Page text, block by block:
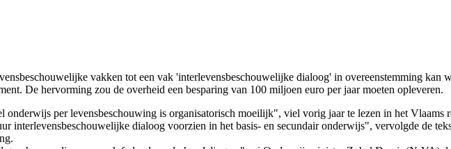
vakken tot een vak 'interlevensbeschouwelijke dialoog' in overeenstemming kan
De hervorming zou de overheid een besparing van 100 miljoen euro per jaar moeten opleveren.
onderwijs per levensbeschouwing is organisatorisch moeilijk", viel vorig jaar te lezen in het
interlevensbeschouwelijke dialoog voorzien in het basis- en secundair onderwijs", vervolgde de